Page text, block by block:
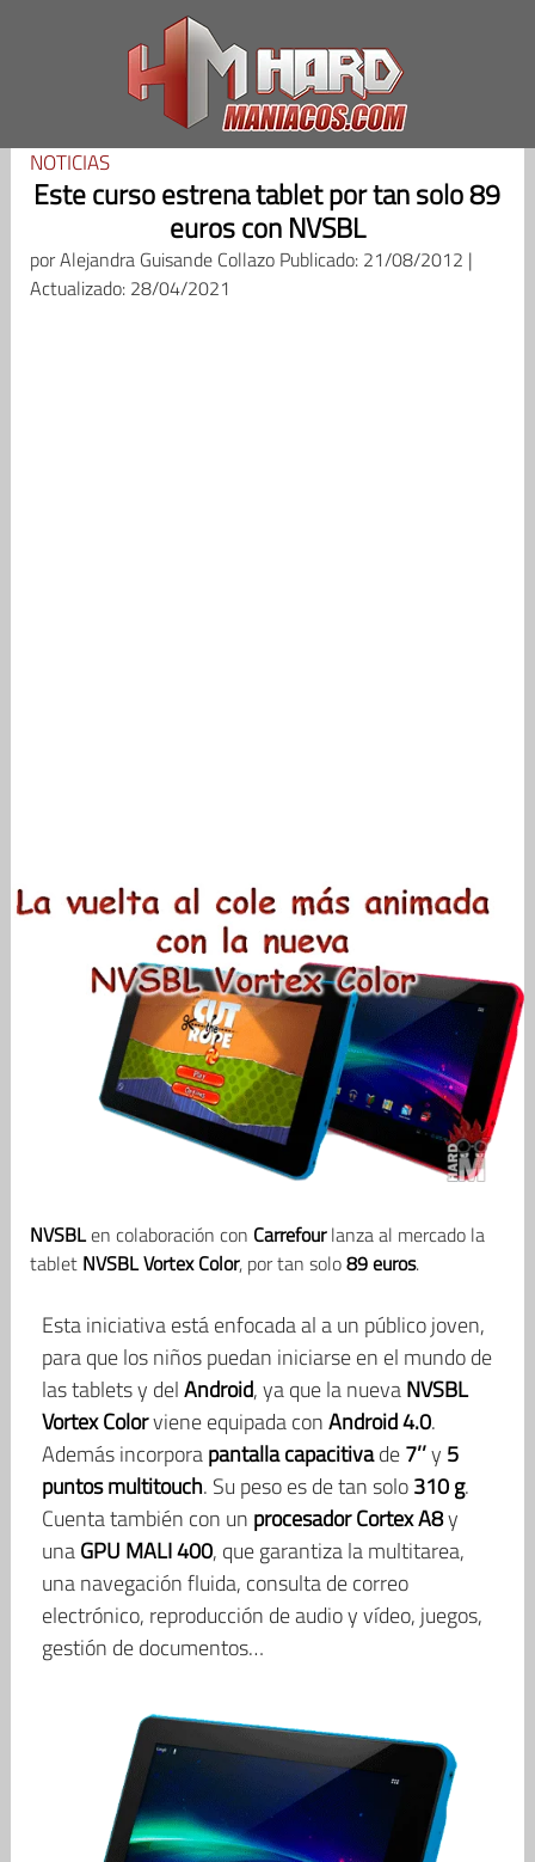
NOTICIAS
Este curso estrena tablet por tan solo 89
euros con NVSBL
porAlejandra Guisande Collazo Publicado: 21/08/2012 |
Actualizado: 28/04/2021
NVSBLen colaboración con Carrefourlanza al mercado la
tablet NVSBL Vortex Color, por tan solo89 euros.
Esta iniciativa está enfocada al a un público joven,
para que los niños puedan iniciarse en el mundo de
las tablets y delAndroid, ya que la nuevaNVSBL
Vortex Colorviene equipada conAndroid 4.0.
Además incorporapantalla capacitivade7’’y 5
puntos multitouch. Su peso es de tan solo310 g.
Cuenta también con un procesador Cortex A8y
unaGPU MALI 400, que garantiza la multitarea,
una navegación fluida, consulta de correo
electrónico, reproducción de audio y vídeo, juegos,
gestión de documentos…